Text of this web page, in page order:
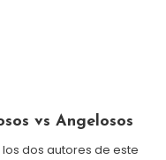
vs Angelosos
dos autores de este